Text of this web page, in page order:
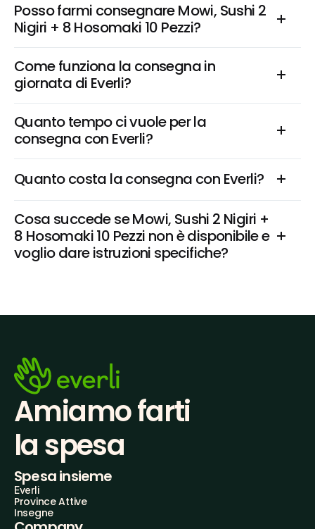
Posso farmi consegnare Mowi, Sushi 2
Nigiri + 8 Hosomaki 10 Pezzi?
Come funziona la consegna in
giornata di Everli?
Quanto tempo ci vuole per la
consegna con Everli?
Quanto costa la consegna con Everli?
Cosa succede se Mowi, Sushi 2 Nigiri +
8 Hosomaki 10 Pezzi non è disponibile e
voglio dare istruzioni specifiche?
Amiamo farti
la spesa
Spesa insieme
Everli
Province Attive
Insegne